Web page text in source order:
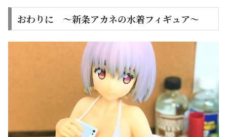
おわりに ～新条アカネの水着フィギュア～